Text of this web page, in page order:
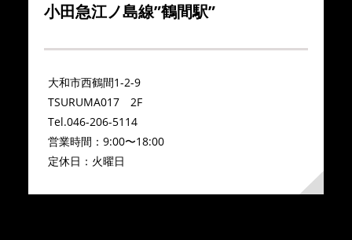
小田急江ノ島線”鶴間駅”
大和市西鶴間1-2-9
TSURUMA017 2F
Tel.046-206-5114
営業時間：9:00〜18:00
定休日：火曜日